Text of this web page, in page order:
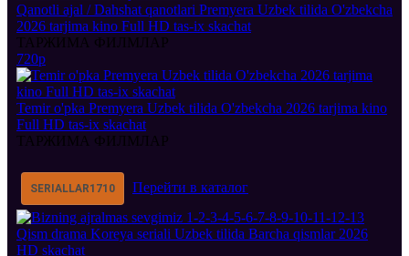
Qanotli ajal / Dahshat qanotlari Premyera Uzbek tilida O'zbekcha
2026 tarjima kino Full HD tas-ix skachat
ТАРЖИМА ФИЛМЛАР
720p
Temir o'pka Premyera Uzbek tilida O'zbekcha 2026 tarjima kino
Full HD tas-ix skachat
ТАРЖИМА ФИЛМЛАР
SERIALLAR1710 Перейти в каталог